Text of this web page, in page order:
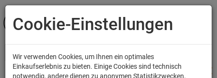
ANMELDEN
Cookie-Einstellungen
Wir verwenden Cookies, um Ihnen ein optimales
Einkaufserlebnis zu bieten. Einige Cookies sind technisch
notwendig, andere dienen zu anonymen Statistikzwecken.